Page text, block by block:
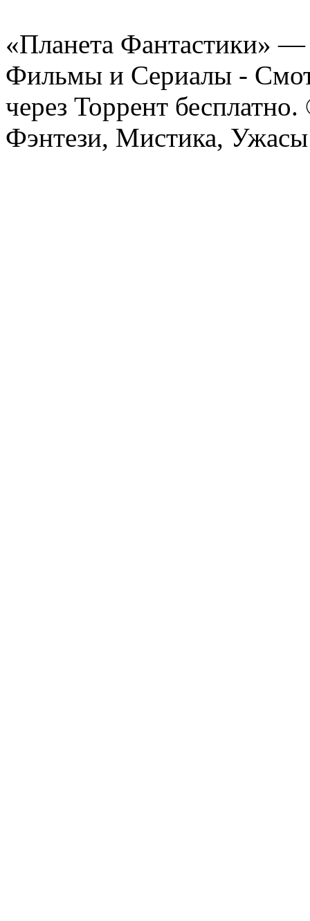
«Планета Фантастики»
Фильмы и Сериалы -
через Торрент
Фэнтези, Мистика,